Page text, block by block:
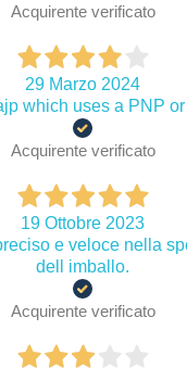
Acquirente verificato
29 Marzo 2024
which uses a PNP
Acquirente verificato
19 Ottobre 2023
e veloce nella
dell imballo.
Acquirente verificato